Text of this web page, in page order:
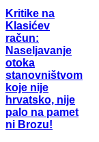
Kritike na
Klasićev
račun:
Naseljavanje
otoka
stanovništvom
koje nije
hrvatsko, nije
palo na pamet
ni Brozu!